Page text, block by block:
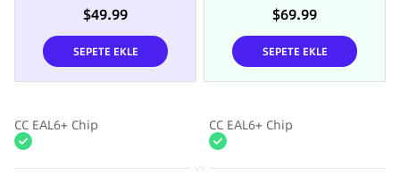
$49.99
SEPETE EKLE
$69.99
SEPETE EKLE
CC EAL6+ Chip CC EAL6+ Chip
vs